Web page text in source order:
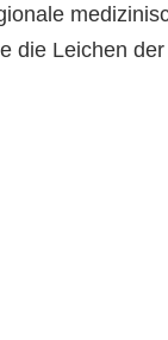
die Leichen